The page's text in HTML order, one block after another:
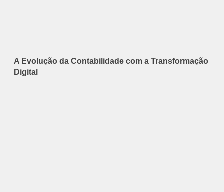
A Evolução da Contabilidade com a Transformação
Digital